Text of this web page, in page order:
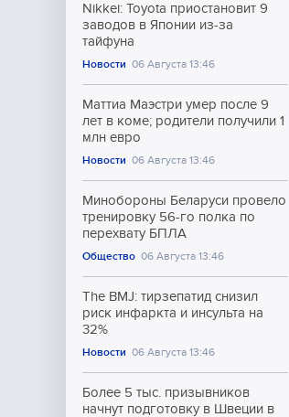
Nikkei: Toyota приостановит 9
заводов в Японии из-за
тайфуна
Новости 06 Августа 13:46
Маттиа Маэстри умер после 9
лет в коме; родители получили 1
млн евро
Новости 06 Августа 13:46
Минобороны Беларуси провело
тренировку 56-го полка по
перехвату БПЛА
Общество 06 Августа 13:46
The BMJ: тирзепатид снизил
риск инфаркта и инсульта на
32%
Новости 06 Августа 13:46
Более 5 тыс. призывников
начнут подготовку в Швеции в